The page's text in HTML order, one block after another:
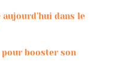
aujourd’hui dans le
pour booster son